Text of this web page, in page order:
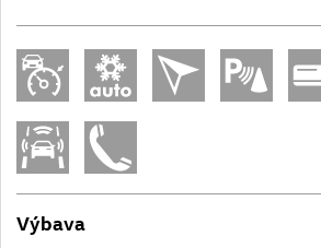
Výbava